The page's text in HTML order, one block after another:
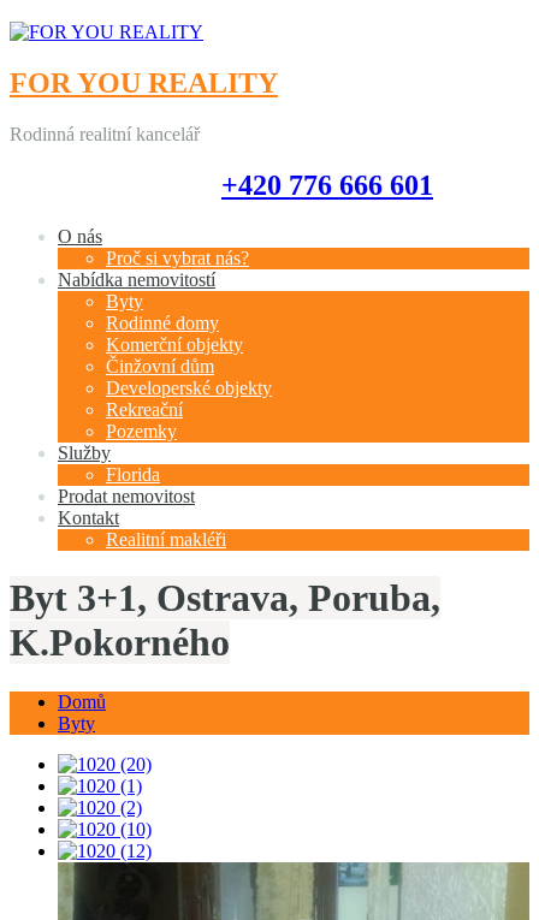
FOR YOU REALITY
Rodinná realitní kancelář
+420 776 666 601
O nás
Proč si vybrat nás?
Nabídka nemovitostí
Byty
Rodinné domy
Komerční objekty
Činžovní dům
Developerské objekty
Rekreační
Pozemky
Služby
Florida
Prodat nemovitost
Kontakt
Realitní makléři
Byt 3+1, Ostrava, Poruba,
K.Pokorného
Domů
Byty